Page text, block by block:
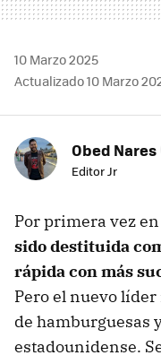
10 Marzo 2025
Actualizado 10 Marzo
Obed Nares
Editor Jr
Por primera vez
sido destituida
rápida con más
Pero el nuevo
de hamburguesas
estadounidense.